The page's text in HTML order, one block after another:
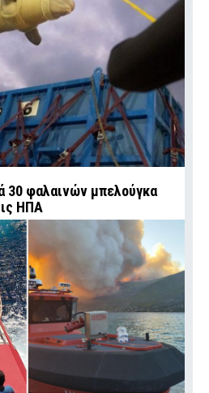
30 φαλαινών μπελούγκα
ΗΠΑ